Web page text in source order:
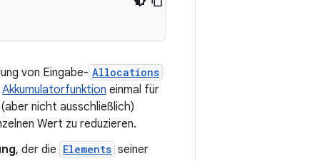
von Eingabe- Allocations
Akkumulatorfunktion einmal für
nicht ausschließlich)
Wert zu reduzieren.
, der die Elements seiner